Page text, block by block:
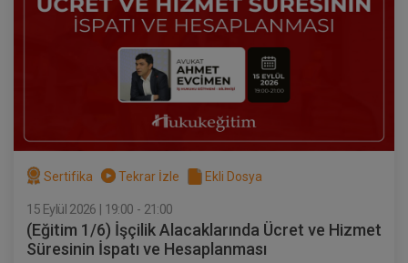
Taşınmaz Hukuku - IV. Medeni Hukuk
Kongresi - VII. Oturum
360 TL Sepete Ekle
Sertifika Tekrar İzle Ekli Dosya
15 Eylül 2026 | 19:00 - 21:00
(Eğitim 1/6) İşçilik Alacaklarında Ücret ve Hizmet
Süresinin İspatı ve Hesaplanması